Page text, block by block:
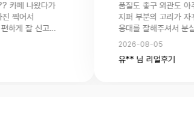
나왔다가
서
잘 신고
있나요??
품질도 좋구 외관도 아주 좋
지퍼 부분의 고리가 자꾸 빠
응대를 잘해주셔서 분실된거
없어졌습니다 ㅠㅠ 염치 없지
2026-08-05
유** 님 리얼후기